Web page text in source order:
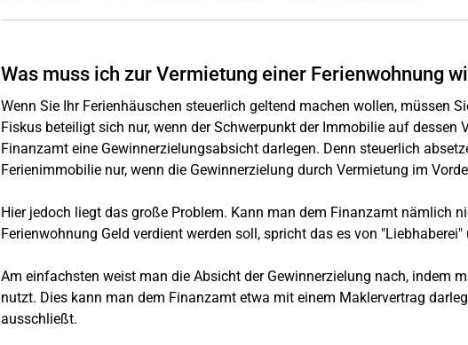
Was muss ich zur Vermietung einer Ferienwohnung
Wenn Sie Ihr Ferienhäuschen steuerlich geltend machen wollen, müssen
Fiskus beteiligt sich nur, wenn der Schwerpunkt der Immobilie auf dessen
Finanzamt eine Gewinnerzielungsabsicht darlegen. Denn steuerlich
Ferienimmobilie nur, wenn die Gewinnerzielung durch Vermietung im
Hier jedoch liegt das große Problem. Kann man dem Finanzamt nämlich
Ferienwohnung Geld verdient werden soll, spricht das es von
Am einfachsten weist man die Absicht der Gewinnerzielung nach, indem
nutzt. Dies kann man dem Finanzamt etwa mit einem Maklervertrag
ausschließt.